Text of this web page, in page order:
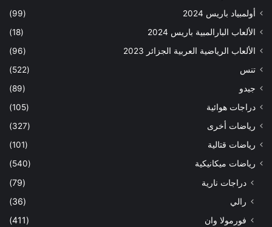
أولمبياد باريس 2024
(99)
الألعاب البارالمبية باريس 2024
(18)
الألعاب الرياضية العربية الجزائر 2023
(96)
تنس
(522)
جيدو
(89)
دراجات هوائية
(105)
رياضات أخرى
(327)
رياضات قتالية
(101)
رياضات ميكانيكية
(540)
دراجات نارية
(79)
رالي
(36)
فورمولا وان
(411)